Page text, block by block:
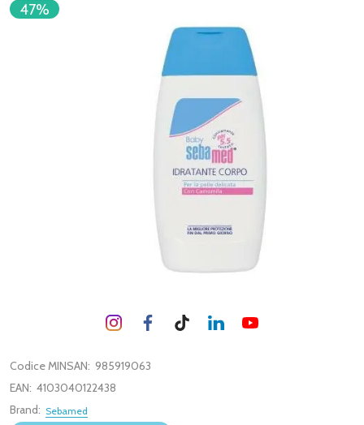
47%
Codice MINSAN: 985919063
EAN: 4103040122438
Brand: Sebamed